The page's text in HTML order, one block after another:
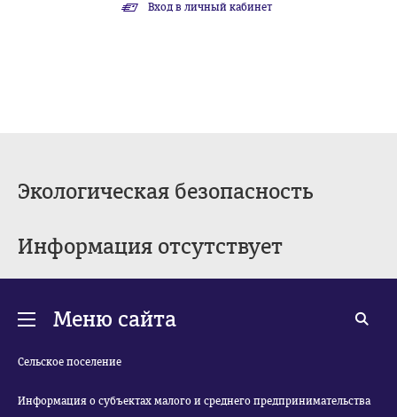
Вход в личный кабинет
Экологическая безопасность
Информация отсутствует
Меню сайта
Сельское поселение
Информация о субъектах малого и среднего предпринимательства